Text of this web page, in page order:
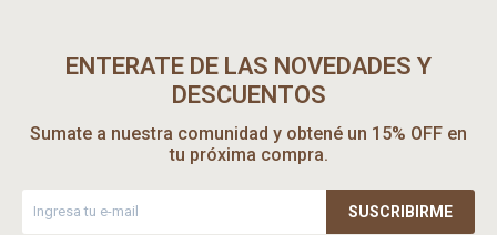
ENTERATE DE LAS NOVEDADES Y
DESCUENTOS
Sumate a nuestra comunidad y obtené un 15% OFF en
tu próxima compra.
SUSCRIBIRME